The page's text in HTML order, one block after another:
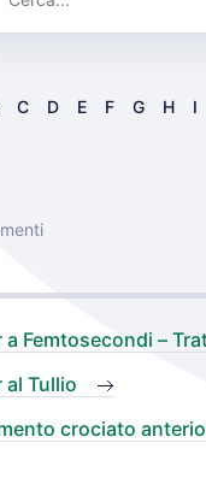
C D E F G H I
a Femtosecondi –
al Tullio
crociato